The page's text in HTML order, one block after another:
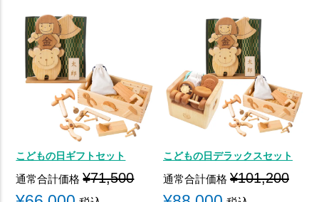
こどもの日ギフトセット
通常合計価格 ¥71,500
こどもの日デラックスセット
通常合計価格 ¥101,200